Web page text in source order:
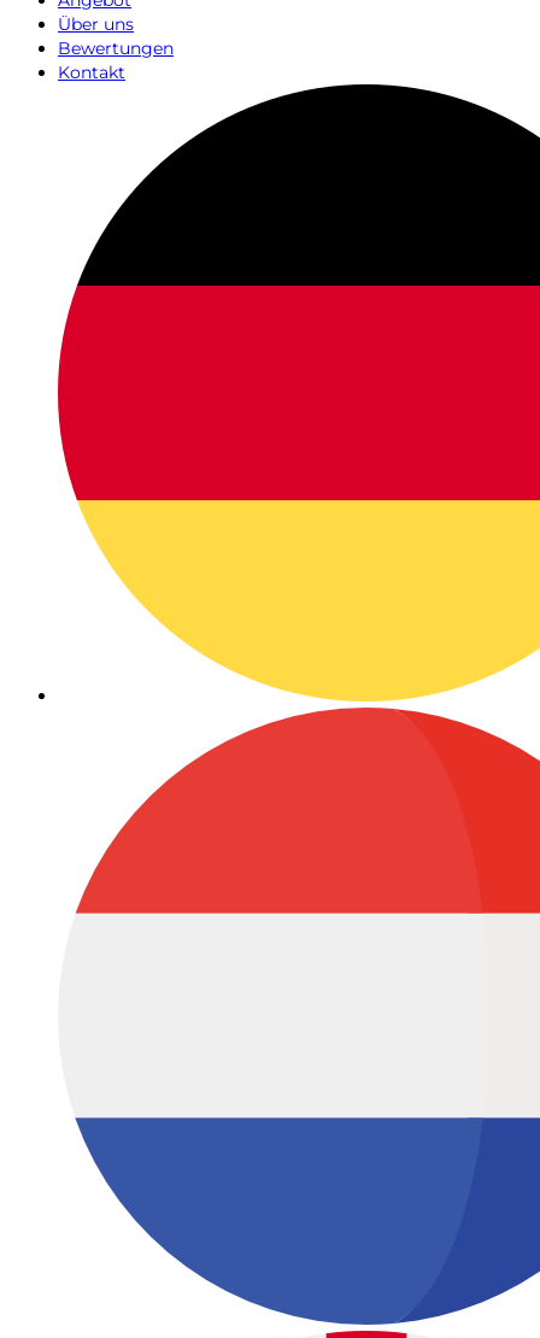
Über uns
Bewertungen
Kontakt